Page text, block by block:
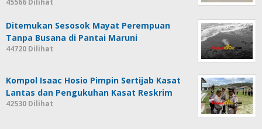
45566 Dilihat
Ditemukan Sesosok Mayat Perempuan
Tanpa Busana di Pantai Maruni
44720 Dilihat
Kompol Isaac Hosio Pimpin Sertijab Kasat
Lantas dan Pengukuhan Kasat Reskrim
42530 Dilihat